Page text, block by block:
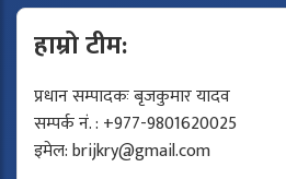
हाम्रो टीम:
प्रधान सम्पादकः बृजकुमार यादव
सम्पर्क नं. : +977-9801620025
इमेल:brijkry@gmail.com